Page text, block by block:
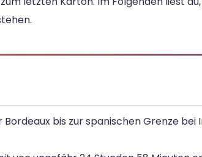
bis zur spanischen Grenze bei